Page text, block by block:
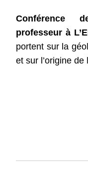
Conférence
professeur à
portent sur la
et sur l’origine